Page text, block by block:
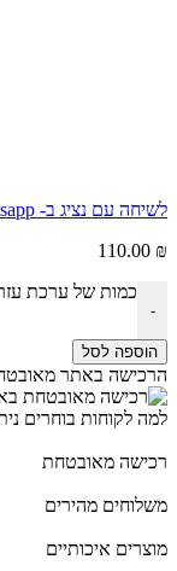
לשיחה עם נציג ב- Whatsapp
110.00 ₪
-
כמות של ערכת
הוספה לסל
הרכישה באתר
למה לקוחות בוחרים
רכישה מאובטחת
משלוחים מהירים
מוצרים איכותיים